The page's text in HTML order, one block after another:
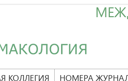
КОЛЛЕГИЯ НОМЕРА